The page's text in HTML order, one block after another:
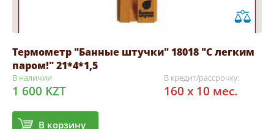
Термометр "Банные штучки" 18018 "С легким
паром!" 21*4*1,5
В наличии
1 600 KZT
В корзину
В кредит/рассрочку:
160 x 10 мес.